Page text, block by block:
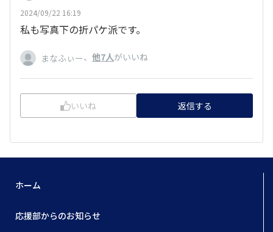
2024/09/22 16:19
私も写真下の折パケ派です。
まなふぃー、 他7人がいいね
いいね 返信する
ホーム
応援部からのお知らせ